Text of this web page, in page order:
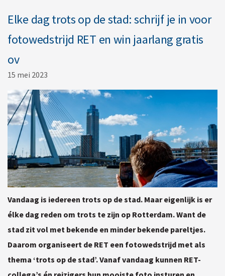
Elke dag trots op de stad: schrijf je in voor
fotowedstrijd RET en win jaarlang gratis
ov
15 mei 2023
Vandaag is iedereen trots op de stad. Maar eigenlijk is er
élke dag reden om trots te zijn op Rotterdam. Want de
stad zit vol met bekende en minder bekende pareltjes.
Daarom organiseert de RET een fotowedstrijd met als
thema ‘trots op de stad’. Vanaf vandaag kunnen RET-